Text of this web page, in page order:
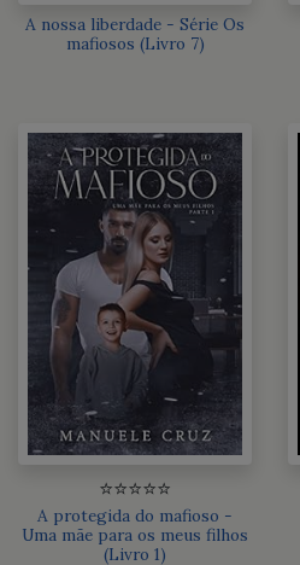
A nossa liberdade - Série Os
mafiosos (Livro 7)
⭐⭐⭐⭐⭐
A protegida do mafioso -
Uma mãe para os meus filhos
(Livro 1)